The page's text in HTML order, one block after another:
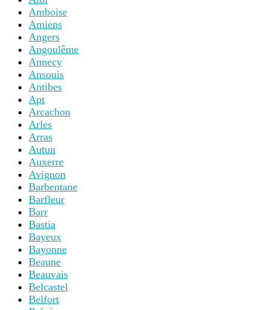
Amboise
Amiens
Angers
Angoulême
Annecy
Ansouis
Antibes
Apt
Arcachon
Arles
Arras
Autun
Auxerre
Avignon
Barbentane
Barfleur
Barr
Bastia
Bayeux
Bayonne
Beaune
Beauvais
Belcastel
Belfort